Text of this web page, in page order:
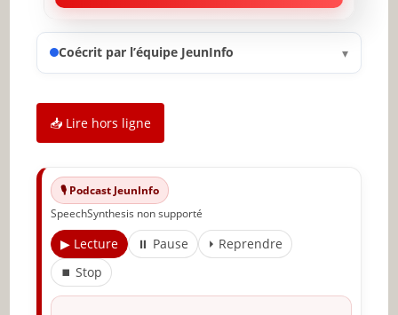
Exemples de l’IA dans les relations :
La résistance humaine à l’IA dans l’amour
relations humaines
🔥 À lire aussi sur JeunInfo
✨ Nouveau sur JeunInfo ?
Articles recommandés
Coécrit par l’équipe JeunInfo ▾
📥 Lire hors ligne
🎙️ Podcast JeunInfo
SpeechSynthesis non supporté
▶ Lecture ⏸ Pause
⏵ Reprendre
⏹ Stop